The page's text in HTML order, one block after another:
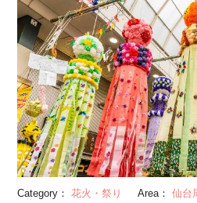
Category： 花火・祭り Area： 仙台